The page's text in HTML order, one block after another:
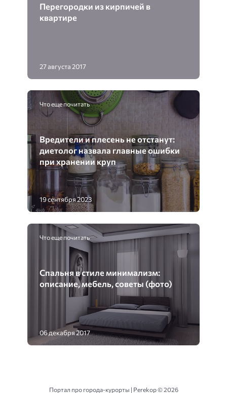
Перегородки из кирпичей в
квартире
27 августа 2017
Что еще почитать
Вредители и плесень не отстанут:
диетолог назвала главные ошибки
при хранении круп
19 сентября 2023
Что еще почитать
Спальня в стиле минимализм:
описание, мебель, советы (фото)
06 декабря 2017
Портал про города-курорты | Perekop ©2026